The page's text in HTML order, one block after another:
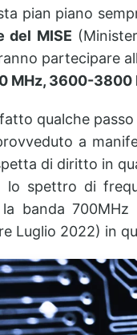
pian piano
del MISE
partecipare
MHz, 3600-3800
qualche
a
di diritto in
lo spettro di
banda 700MHz
Luglio 2022) in